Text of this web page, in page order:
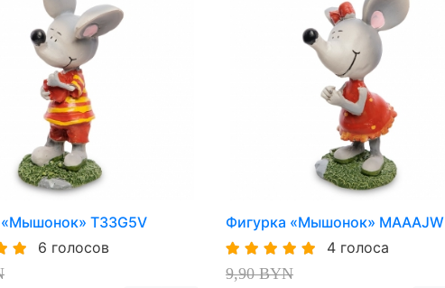
T33G5V
6 голосов
Фигурка «Мышонок» MAAAJW
4 голоса
9,90 BYN